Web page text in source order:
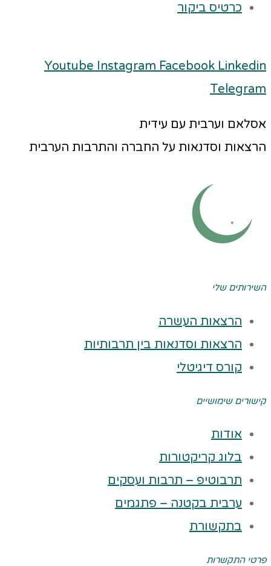
כרטיס ביקור
Youtube Instagram Facebook Linkedin
Telegram
אסלאם וערבית עם עידית
הרצאות וסדנאות על החברה והתרבות הערבית
השירותים שלי
הרצאות העשרה
הרצאות וסדנאות בין תרבותיות
קורס דיגיטלי
קישורים שימושיים
אודות
בלוג קריקטורות
תרבוטיפ – תרבות ועסקים
ערבית בקטנה – פתגמים
בתקשורת
פרטי התקשרות